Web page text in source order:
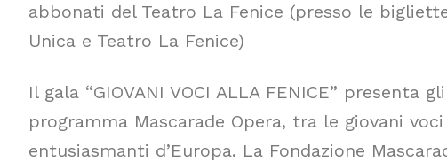
abbonati del Teatro La Fenice (presso le
Unica e Teatro La Fenice)
Il gala “GIOVANI VOCI ALLA FENICE” presenta
programma Mascarade Opera, tra le giovani
entusiasmanti d’Europa. La Fondazione